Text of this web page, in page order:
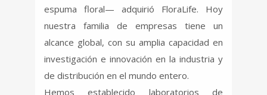
espuma floral— adquirió FloraLife. Hoy
nuestra familia de empresas tiene un
alcance global, con su amplia capacidad en
investigación e innovación en la industria y
de distribución en el mundo entero.
Hemos establecido laboratorios de